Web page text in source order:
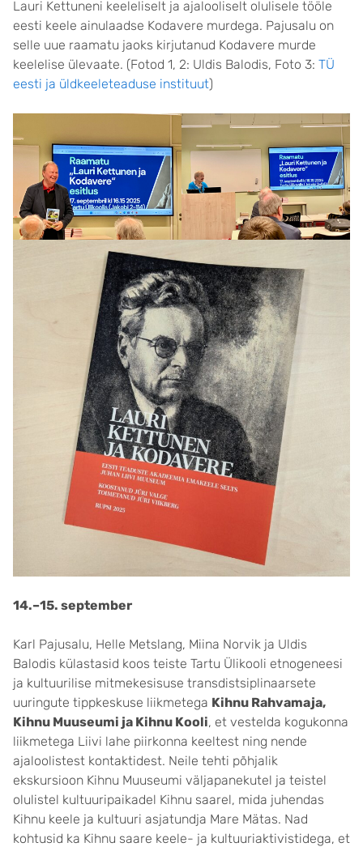
Lauri Kettuneni keeleliselt ja ajalooliselt olulisele tööle
eesti keele ainulaadse Kodavere murdega. Pajusalu on
selle uue raamatu jaoks kirjutanud Kodavere murde
keelelise ülevaate. (Fotod 1, 2: Uldis Balodis, Foto 3: TÜ
eesti ja üldkeeleteaduse instituut)
14.–15. september
Karl Pajusalu, Helle Metslang, Miina Norvik ja Uldis
Balodis külastasid koos teiste Tartu Ülikooli etnogeneesi
ja kultuurilise mitmekesisuse transdistsiplinaarsete
uuringute tippkeskuse liikmetega Kihnu Rahvamaja,
Kihnu Muuseumi ja Kihnu Kooli, et vestelda kogukonna
liikmetega Liivi lahe piirkonna keeltest ning nende
ajaloolistest kontaktidest. Neile tehti põhjalik
ekskursioon Kihnu Muuseumi väljapanekutel ja teistel
olulistel kultuuripaikadel Kihnu saarel, mida juhendas
Kihnu keele ja kultuuri asjatundja Mare Mätas. Nad
kohtusid ka Kihnu saare keele- ja kultuuriaktivistidega, et